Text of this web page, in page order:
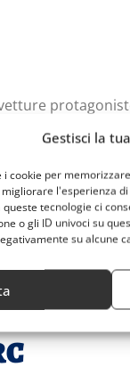
Gestisci la
cookie per
l'esperienza
queste tecnologie ci
o gli ID univoci su
su alcune
settimana con il
Ford
sulle storiche
e